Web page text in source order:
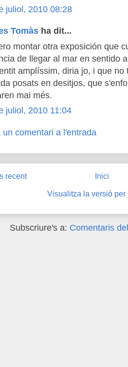
juliol, 2010 08:28
Tomàs ha dit...
montar otra exposición que
de llegar al mar en sentido
amplíssim, diria jo, i que no
posats en desitjos, que
mai més.
juliol, 2010 11:04
un comentari a l'entrada
recent Inici
Visualitza la versió per
Subscriure's a: Comentaris